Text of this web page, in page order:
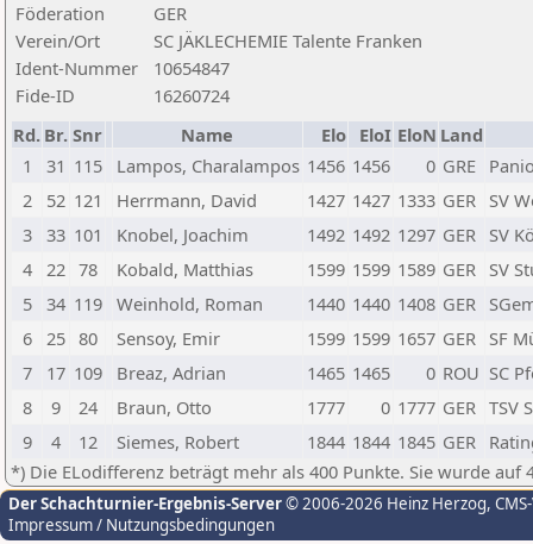
Föderation
GER
Verein/Ort
SC JÄKLECHEMIE Talente Franken
Ident-Nummer
10654847
Fide-ID
16260724
Rd. Br. Snr Name Elo EloI EloN Land
1
31 115 Lampos, Charalampos 1456 1456 0 GRE
2
52 121 Herrmann, David 1427 1427 1333 GER SV
3
33 101 Knobel, Joachim 1492 1492 1297 GER SV
4
22 78 Kobald, Matthias 1599 1599 1589 GER SV
5
34 119 Weinhold, Roman 1440 1440 1408 GER
6
25 80 Sensoy, Emir 1599 1599 1657 GER SF
7
17 109 Breaz, Adrian 1465 1465 0 ROU SC
8
9 24 Braun, Otto 1777 0 1777 GER TSV
9
4 12 Siemes, Robert 1844 1844 1845 GER
*) Die ELodifferenz beträgt mehr als 400 Punkte. Sie wurde auf
Der Schachturnier-Ergebnis-Server© 2006-2026 Heinz Herzog,
Impressum / Nutzungsbedingungen